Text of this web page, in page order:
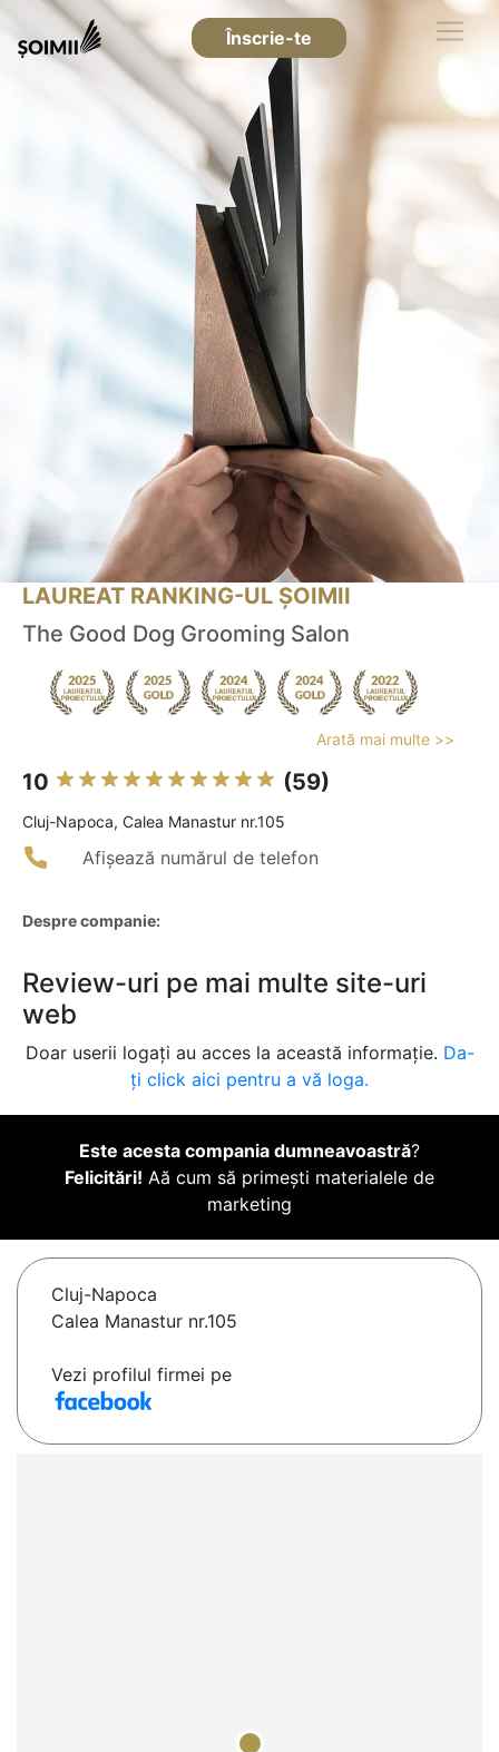
Înscrie-te
LAUREAT RANKING-UL ȘOIMII
The Good Dog Grooming Salon
Arată mai multe >>
10 (59)
Cluj-Napoca, Calea Manastur nr.105
Afișează numărul de telefon
Despre companie:
Review-uri pe mai multe site-uri
web
Doar userii logați au acces la această informație. Da-
ți click aici pentru a vă loga.
Este acesta compania dumneavoastră?
Felicitări! Aă cum să primești materialele de
marketing
Cluj-Napoca
Calea Manastur nr.105
Vezi profilul firmei pe